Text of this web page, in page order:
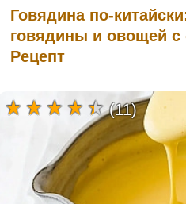
Говядина по-
говядины и овощей с
Рецепт
(11)